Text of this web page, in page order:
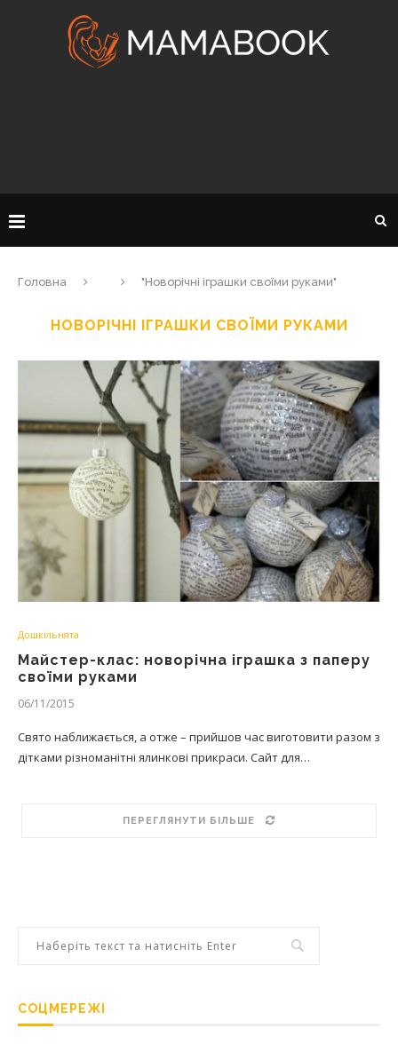
Головна "Новорічні іграшки своїми руками"
НОВОРІЧНІ ІГРАШКИ СВОЇМИ РУКАМИ
Дошкільнята
Майстер-клас: новорічна іграшка з паперу
своїми руками
06/11/2015
Свято наближається, а отже – прийшов час виготовити разом з
дітками різноманітні ялинкові прикраси. Сайт для…
ПЕРЕГЛЯНУТИ БІЛЬШЕ
СОЦМЕРЕЖІ